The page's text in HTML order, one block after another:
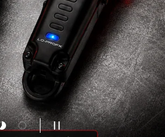
Töltse be a csúszdát 1 nak,-nek 2
Töltse be a csúszdát 2 nak,-nek 2
A DIAVETÍTÉS